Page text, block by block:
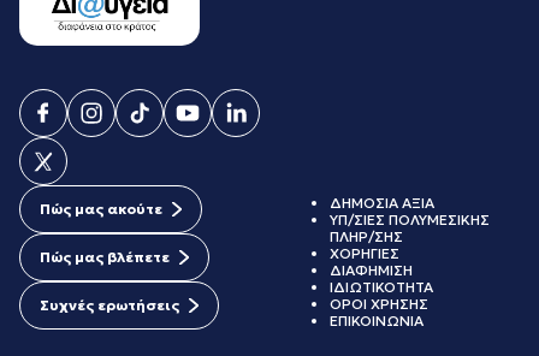
Πώς μας ακούτε
Πώς μας βλέπετε
Συχνές ερωτήσεις
ΔΗΜΟΣΙΑ ΑΞΙΑ
ΥΠ/ΣΙΕΣ ΠΟΛΥΜΕΣΙΚΗΣ
ΠΛΗΡ/ΣΗΣ
ΧΟΡΗΓΙΕΣ
ΔΙΑΦΗΜΙΣΗ
ΙΔΙΩΤΙΚΟΤΗΤΑ
ΟΡΟΙ ΧΡΗΣΗΣ
ΕΠΙΚΟΙΝΩΝΙΑ